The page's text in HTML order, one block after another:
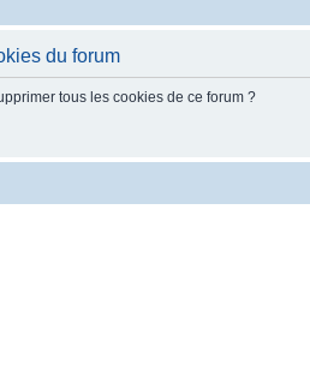
du forum
tous les cookies de ce forum ?